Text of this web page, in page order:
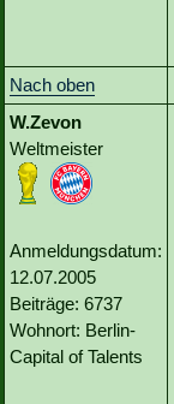
Nach oben
W.Zevon
Weltmeister
Anmeldungsdatum:
12.07.2005
Beiträge: 6737
Wohnort: Berlin-
Capital of Talents